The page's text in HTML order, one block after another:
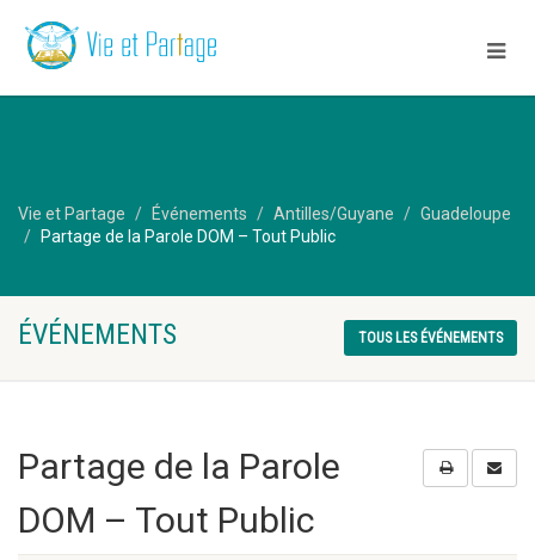
Vie et Partage Événements Antilles/Guyane
Guadeloupe
Partage de la Parole DOM – Tout Public
ÉVÉNEMENTS TOUS LES ÉVÉNEMENTS
Partage de la Parole
DOM – Tout Public